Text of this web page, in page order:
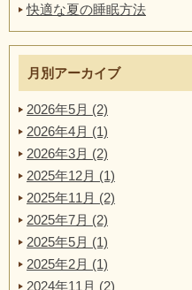
快適な夏の睡眠方法
月別アーカイブ
2026年5月 (2)
2026年4月 (1)
2026年3月 (2)
2025年12月 (1)
2025年11月 (2)
2025年7月 (2)
2025年5月 (1)
2025年2月 (1)
2024年11月 (2)